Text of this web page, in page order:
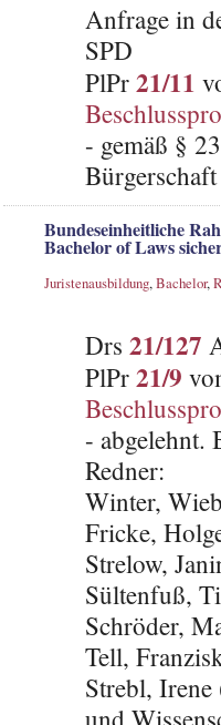
Anfrage in
SPD
PlPr21/11
- gemäß §
Bundeseinheitliche
Bachelor of Laws
Juristenausbildung,Bachelor,
Drs 21/127
PlPr21/9
- abgelehnt.
Redner:
Winter,
Fricke,
Strelow,
Sültenfuß,
Schröder,
Tell,
Strebl,